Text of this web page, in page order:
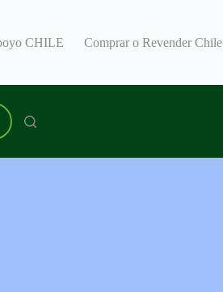
CHILE Comprar o Revender Chile